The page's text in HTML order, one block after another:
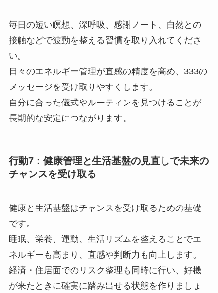
毎日の短い瞑想、深呼吸、感謝ノート、自然との
接触などで波動を整える習慣を取り入れてくださ
い。
日々のエネルギー管理が直感の精度を高め、333の
メッセージを受け取りやすくします。
自分に合った儀式やルーティンを見つけることが
長期的な安定につながります。
行動7：健康管理と生活基盤の見直しで未来の
チャンスを受け取る
健康と生活基盤はチャンスを受け取るための基礎
です。
睡眠、栄養、運動、生活リズムを整えることでエ
ネルギーも高まり、直感や判断力も向上します。
経済・住居面でのリスク整理も同時に行い、好機
が来たときに確実に踏み出せる状態を作りましょ